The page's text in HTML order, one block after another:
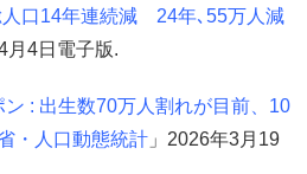
人口14年連続減 24年､55万人減
月4日電子版.
ン : 出生数70万人割れが目前、10
・人口動態統計 」2026年3月19